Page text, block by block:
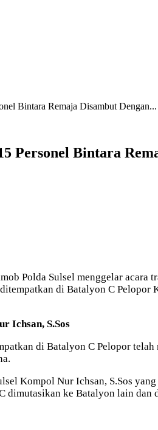
Bintara Remaja Disambut Dengan...
Personel Bintara
Polda Sulsel menggelar acara
di Batalyon C Pelopor
Ichsan, S.Sos
di Batalyon C Pelopor
Kompol Nur Ichsan, S.Sos
dimutasikan ke Batalyon lain dan